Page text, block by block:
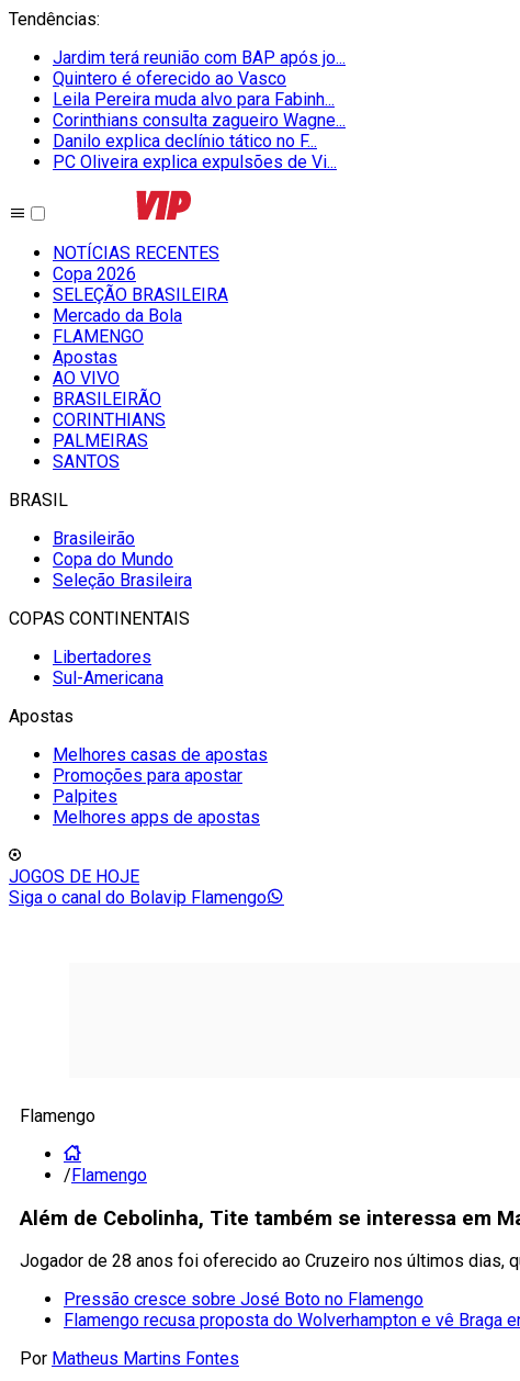
Tendências:
Jardim terá reunião com BAP após jo...
Quintero é oferecido ao Vasco
Leila Pereira muda alvo para Fabinh...
Corinthians consulta zagueiro Wagne...
Danilo explica declínio tático no F...
PC Oliveira explica expulsões de Vi...
NOTÍCIAS RECENTES
Copa 2026
SELEÇÃO BRASILEIRA
Mercado da Bola
FLAMENGO
Apostas
AO VIVO
BRASILEIRÃO
CORINTHIANS
PALMEIRAS
SANTOS
BRASIL
Brasileirão
Copa do Mundo
Seleção Brasileira
COPAS CONTINENTAIS
Libertadores
Sul-Americana
Apostas
Melhores casas de apostas
Promoções para apostar
Palpites
Melhores apps de apostas
JOGOS DE HOJE
Siga o canal do Bolavip Flamengo
Flamengo
/Flamengo
Além de Cebolinha, Tite também se interessa em
Jogador de 28 anos foi oferecido ao Cruzeiro nos últimos dias,
Pressão cresce sobre José Boto no Flamengo
Flamengo recusa proposta do Wolverhampton e vê Braga
Por Matheus Martins Fontes